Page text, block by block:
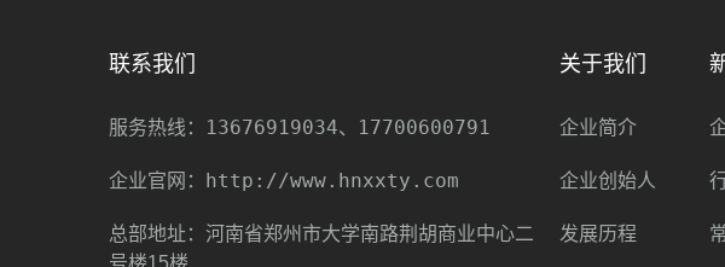
联系我们
服务热线： 13676919034、17700600791
企业官网： http://www.hnxxty.com
总部地址：河南省郑州市大学南路荆胡商业中心二
号楼15楼
关于我们
企业简介
企业创始人
发展历程